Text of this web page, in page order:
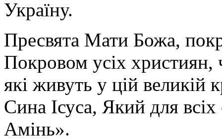
Україну.
Пресвята Мати Божа,
Покровом усіх християн,
які живуть у цій великій
Сина Ісуса, Який для
Амінь».